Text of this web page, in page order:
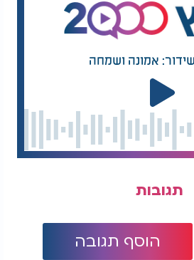
אמונה ושמחה
תגובות
הוסף תגובה